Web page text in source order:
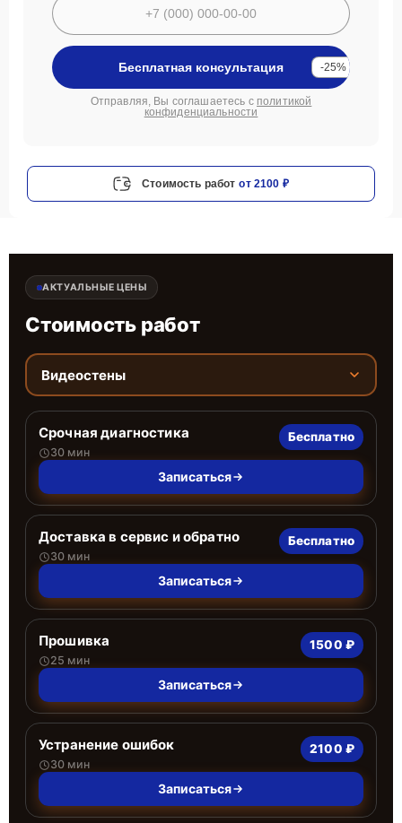
Бесплатная консультация -25%
Отправляя, Вы соглашаетесь с политикой
конфиденциальности
Стоимость работ от 2100 ₽
АКТУАЛЬНЫЕ ЦЕНЫ
Стоимость работ
Видеостены
Срочная диагностика
30 мин
Бесплатно
Записаться
Доставка в сервис и обратно
30 мин
Бесплатно
Записаться
Прошивка
25 мин
1500 ₽
Записаться
Устранение ошибок
30 мин
2100 ₽
Записаться